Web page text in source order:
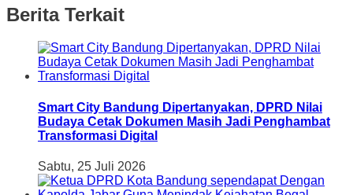
Berita Terkait
Smart City Bandung Dipertanyakan, DPRD Nilai
Budaya Cetak Dokumen Masih Jadi Penghambat
Transformasi Digital
Sabtu, 25 Juli 2026